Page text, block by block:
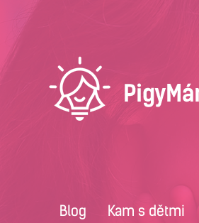
Blog Kam s dětmi